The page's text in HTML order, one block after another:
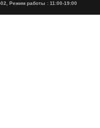
Режим работы : 11:00-19:00